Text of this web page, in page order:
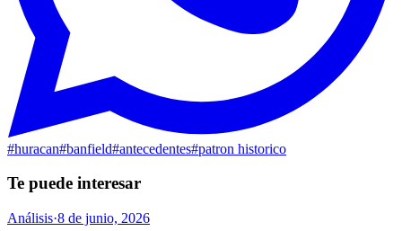
#huracan#banfield#antecedentes#patron historico
Te puede interesar
Análisis·8 de junio, 2026